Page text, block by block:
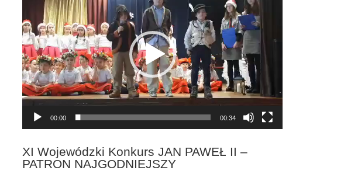
00:00 00:34
XI Wojewódzki Konkurs JAN PAWEŁ II –
PATRON NAJGODNIEJSZY